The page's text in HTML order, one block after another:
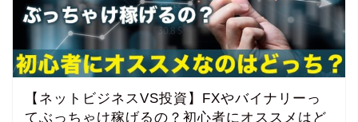
【ネットビジネスVS投資】FXやバイナリーっ
てぶっちゃけ稼げるの？初心者にオススメはど